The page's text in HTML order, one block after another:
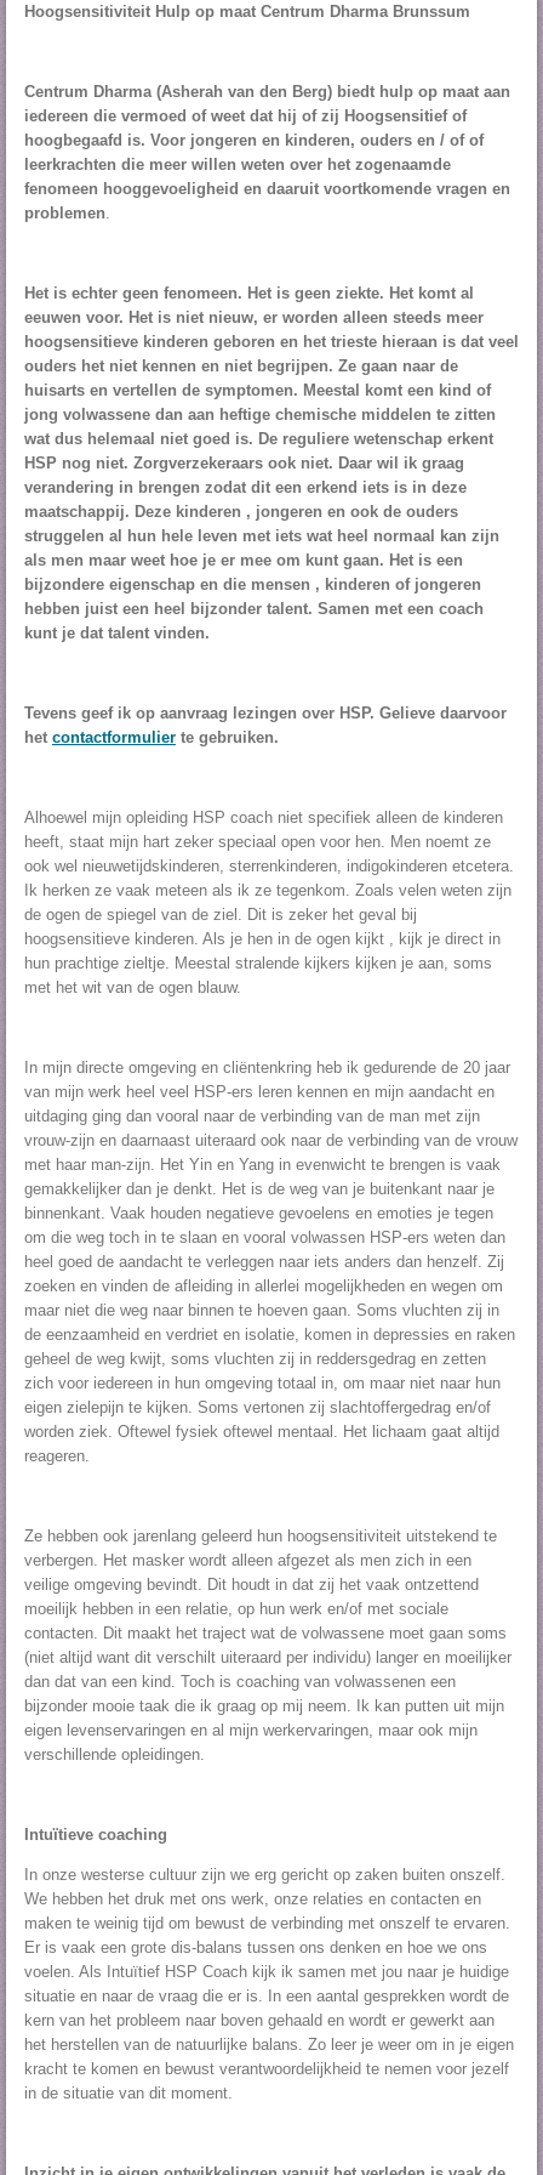
c
o
s
g
r
Hoogsensitiviteit Hulp op maat Centrum Dharma Brunssum
Centrum Dharma (Asherah van den Berg) biedt hulp op maat aan
iedereen die vermoed of weet dat hij of zij Hoogsensitief of
hoogbegaafd is. Voor jongeren en kinderen, ouders en / of of
leerkrachten die meer willen weten over het zogenaamde
fenomeen hooggevoeligheid en daaruit voortkomende vragen en
problemen.
Het is echter geen fenomeen. Het is geen ziekte. Het komt al
eeuwen voor. Het is niet nieuw, er worden alleen steeds meer
hoogsensitieve kinderen geboren en het trieste hieraan is dat veel
ouders het niet kennen en niet begrijpen. Ze gaan naar de
huisarts en vertellen de symptomen. Meestal komt een kind of
jong volwassene dan aan heftige chemische middelen te zitten
wat dus helemaal niet goed is. De reguliere wetenschap erkent
HSP nog niet. Zorgverzekeraars ook niet. Daar wil ik graag
verandering in brengen zodat dit een erkend iets is in deze
maatschappij. Deze kinderen , jongeren en ook de ouders
struggelen al hun hele leven met iets wat heel normaal kan zijn
als men maar weet hoe je er mee om kunt gaan. Het is een
bijzondere eigenschap en die mensen , kinderen of jongeren
hebben juist een heel bijzonder talent. Samen met een coach
kunt je dat talent vinden.
Tevens geef ik op aanvraag lezingen over HSP. Gelieve daarvoor
het contactformulier te gebruiken.
Alhoewel mijn opleiding HSP coach niet specifiek alleen de kinderen
heeft, staat mijn hart zeker speciaal open voor hen. Men noemt ze
ook wel nieuwetijdskinderen, sterrenkinderen, indigokinderen etcetera.
Ik herken ze vaak meteen als ik ze tegenkom. Zoals velen weten zijn
de ogen de spiegel van de ziel. Dit is zeker het geval bij
hoogsensitieve kinderen. Als je hen in de ogen kijkt , kijk je direct in
hun prachtige zieltje. Meestal stralende kijkers kijken je aan, soms
met het wit van de ogen blauw.
In mijn directe omgeving en cliëntenkring heb ik gedurende de 20 jaar
van mijn werk heel veel HSP-ers leren kennen en mijn aandacht en
uitdaging ging dan vooral naar de verbinding van de man met zijn
vrouw-zijn en daarnaast uiteraard ook naar de verbinding van de vrouw
met haar man-zijn. Het Yin en Yang in evenwicht te brengen is vaak
gemakkelijker dan je denkt. Het is de weg van je buitenkant naar je
binnenkant. Vaak houden negatieve gevoelens en emoties je tegen
om die weg toch in te slaan en vooral volwassen HSP-ers weten dan
heel goed de aandacht te verleggen naar iets anders dan henzelf. Zij
zoeken en vinden de afleiding in allerlei mogelijkheden en wegen om
maar niet die weg naar binnen te hoeven gaan. Soms vluchten zij in
de eenzaamheid en verdriet en isolatie, komen in depressies en raken
geheel de weg kwijt, soms vluchten zij in reddersgedrag en zetten
zich voor iedereen in hun omgeving totaal in, om maar niet naar hun
eigen zielepijn te kijken. Soms vertonen zij slachtoffergedrag en/of
worden ziek. Oftewel fysiek oftewel mentaal. Het lichaam gaat altijd
reageren.
Ze hebben ook jarenlang geleerd hun hoogsensitiviteit uitstekend te
verbergen. Het masker wordt alleen afgezet als men zich in een
veilige omgeving bevindt. Dit houdt in dat zij het vaak ontzettend
moeilijk hebben in een relatie, op hun werk en/of met sociale
contacten. Dit maakt het traject wat de volwassene moet gaan soms
(niet altijd want dit verschilt uiteraard per individu) langer en moeilijker
dan dat van een kind. Toch is coaching van volwassenen een
bijzonder mooie taak die ik graag op mij neem. Ik kan putten uit mijn
eigen levenservaringen en al mijn werkervaringen, maar ook mijn
verschillende opleidingen.
Intuïtieve coaching
In onze westerse cultuur zijn we erg gericht op zaken buiten onszelf.
We hebben het druk met ons werk, onze relaties en contacten en
maken te weinig tijd om bewust de verbinding met onszelf te ervaren.
Er is vaak een grote dis-balans tussen ons denken en hoe we ons
voelen. Als Intuïtief HSP Coach kijk ik samen met jou naar je huidige
situatie en naar de vraag die er is. In een aantal gesprekken wordt de
kern van het probleem naar boven gehaald en wordt er gewerkt aan
het herstellen van de natuurlijke balans. Zo leer je weer om in je eigen
kracht te komen en bewust verantwoordelijkheid te nemen voor jezelf
in de situatie van dit moment.